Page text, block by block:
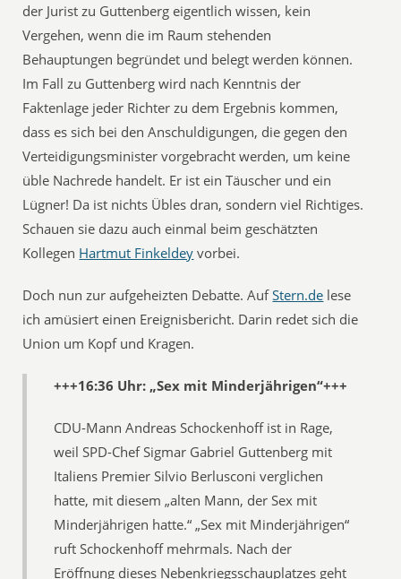
der Jurist zu Guttenberg eigentlich wissen, kein
Vergehen, wenn die im Raum stehenden
Behauptungen begründet und belegt werden können.
Im Fall zu Guttenberg wird nach Kenntnis der
Faktenlage jeder Richter zu dem Ergebnis kommen,
dass es sich bei den Anschuldigungen, die gegen den
Verteidigungsminister vorgebracht werden, um keine
üble Nachrede handelt. Er ist ein Täuscher und ein
Lügner! Da ist nichts Übles dran, sondern viel Richtiges.
Schauen sie dazu auch einmal beim geschätzten
Kollegen Hartmut Finkeldey vorbei.
Doch nun zur aufgeheizten Debatte. AufStern.de lese
ich amüsiert einen Ereignisbericht. Darin redet sich die
Union um Kopf und Kragen.
+++16:36 Uhr: „Sex mit Minderjährigen“+++
CDU-Mann Andreas Schockenhoff ist in Rage,
weil SPD-Chef Sigmar Gabriel Guttenberg mit
Italiens Premier Silvio Berlusconi verglichen
hatte, mit diesem „alten Mann, der Sex mit
Minderjährigen hatte.“ „Sex mit Minderjährigen“
ruft Schockenhoff mehrmals. Nach der
Eröffnung dieses Nebenkriegsschauplatzes geht